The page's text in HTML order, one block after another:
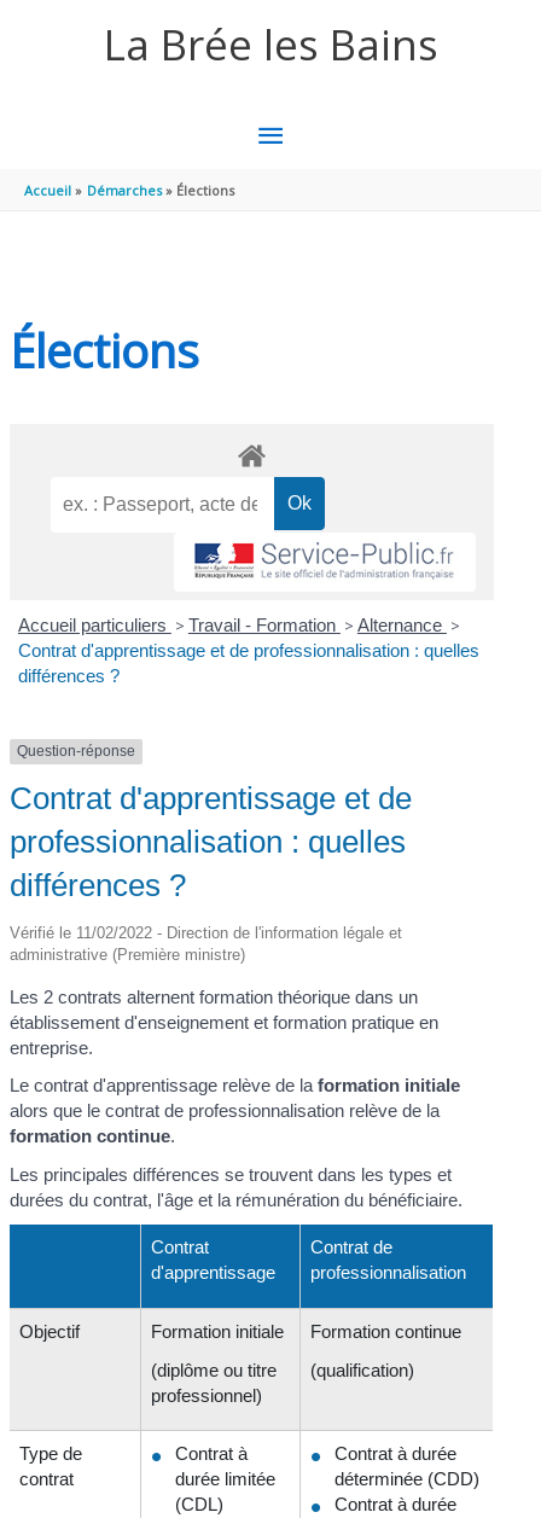
La Brée les Bains
MENU
Accueil Démarches Élections
Élections
Accueil particuliers > Travail - Formation > Alternance >
Contrat d'apprentissage et de professionnalisation : quelles
différences ?
Question-réponse
Contrat d'apprentissage et de
professionnalisation : quelles
différences ?
Vérifié le 11/02/2022 - Direction de l'information légale et
administrative (Première ministre)
Les 2 contrats alternent formation théorique dans un
établissement d'enseignement et formation pratique en
entreprise.
Le contrat d'apprentissage relève de laformation initiale
alors que le contrat de professionnalisation relève de la
formation continue.
Les principales différences se trouvent dans les types et
durées du contrat, l'âge et la rémunération du bénéficiaire.
Contrat
d'apprentissage
Contrat de
professionnalisation
Objectif
Formation initiale
(diplôme ou titre
professionnel)
Formation continue
(qualification)
Type de
contrat
Contrat à
durée limitée
(CDL)
Contrat à durée
déterminée (CDD)
Contrat à durée